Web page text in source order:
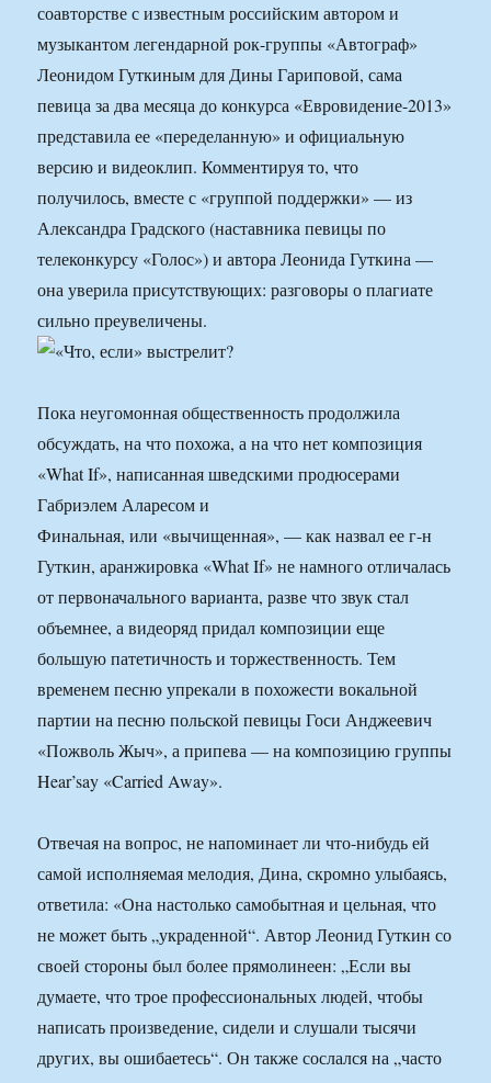
соавторстве с известным российским автором и
музыкантом легендарной рок-группы «Автограф»
Леонидом Гуткиным для Дины Гариповой, сама
певица за два месяца до конкурса «Евровидение-2013»
представила ее «переделанную» и официальную
версию и видеоклип. Комментируя то, что
получилось, вместе с «группой поддержки» — из
Александра Градского (наставника певицы по
телеконкурсу «Голос») и автора Леонида Гуткина —
она уверила присутствующих: разговоры о плагиате
сильно преувеличены.
Пока неугомонная общественность продолжила
обсуждать, на что похожа, а на что нет композиция
«What If», написанная шведскими продюсерами
Габриэлем Аларесом и
Финальная, или «вычищенная», — как назвал ее г-н
Гуткин, аранжировка «What If» не намного отличалась
от первоначального варианта, разве что звук стал
объемнее, а видеоряд придал композиции еще
большую патетичность и торжественность. Тем
временем песню упрекали в похожести вокальной
партии на песню польской певицы Госи Анджеевич
«Пожволь Жыч», а припева — на композицию группы
Hear’say «Carried Away».
Отвечая на вопрос, не напоминает ли что-нибудь ей
самой исполняемая мелодия, Дина, скромно улыбаясь,
ответила: «Она настолько самобытная и цельная, что
не может быть „украденной“. Автор Леонид Гуткин со
своей стороны был более прямолинеен: „Если вы
думаете, что трое профессиональных людей, чтобы
написать произведение, сидели и слушали тысячи
других, вы ошибаетесь“. Он также сослался на „часто